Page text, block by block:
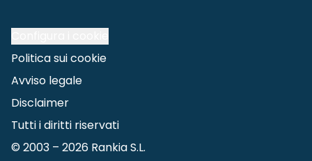
Politica sui cookie
Avviso legale
Disclaimer
Tutti i diritti riservati
© 2003 – 2026 Rankia S.L.